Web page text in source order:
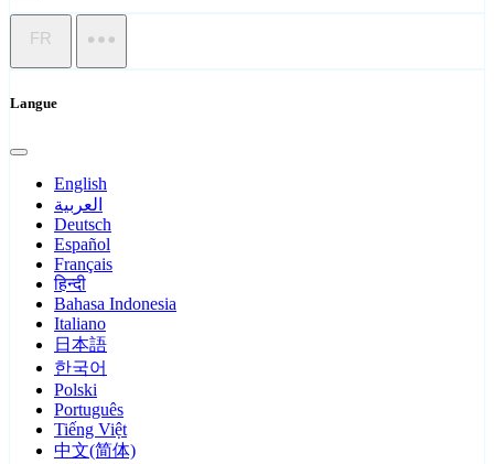
FR
Langue
English
العربية
Deutsch
Español
Français
हिन्दी
Bahasa Indonesia
Italiano
日本語
한국어
Polski
Português
Tiếng Việt
中文(简体)